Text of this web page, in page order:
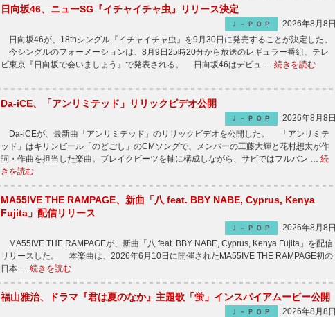
日向坂46、ニューSG『イチャイチャ虫』リリース決定
Ｊ－ＰＯＰ
2026年8月8日
日向坂46が、18thシングル『イチャイチャ虫』を9月30日に発売することが決定した。
今シングルのフォーメーションは、8月9日25時20分から放送のレギュラー番組、テレ
ビ東京『日向坂で会いましょう』で発表される。 日向坂46はデビュ … 続きを読む
Da-iCE、「アンリミテッド」リリックビデオ公開
Ｊ－ＰＯＰ
2026年8月8日
Da-iCEが、最新曲「アンリミテッド」のリリックビデオを公開した。 「アンリミテ
ッド」はキリンビール「のどごし」のCMソングで、メンバーの工藤大輝と花村想太が作
詞・作曲を担当した楽曲。ブレイクビーツを軸に構成しながら、サビではフルバン … 続
きを読む
MA55IVE THE RAMPAGE、新曲「八 feat. BBY NABE, Cyprus, Kenya
Fujita」配信リリース
Ｊ－ＰＯＰ
2026年8月8日
MA55IVE THE RAMPAGEが、新曲「八 feat. BBY NABE, Cyprus, Kenya Fujita」を配信
リリースした。 本楽曲は、2026年6月10日に開催されたMA55IVE THE RAMPAGE初の
日本 … 続きを読む
福山雅治、ドラマ『君は夏のなか』主題歌「蛍」インスパイアムービー公開
Ｊ－ＰＯＰ 2026年8月8日